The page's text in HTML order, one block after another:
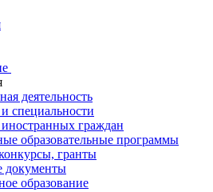
деятельность
специальности
граждан
образовательные программы
гранты
документы
образование